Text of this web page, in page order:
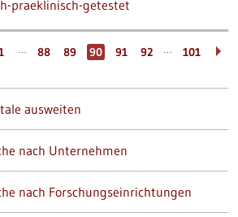
praeklinisch-getestet
… 88 89 90 91 92 … 101
ausweiten
nach Unternehmen
nach Forschungseinrichtungen